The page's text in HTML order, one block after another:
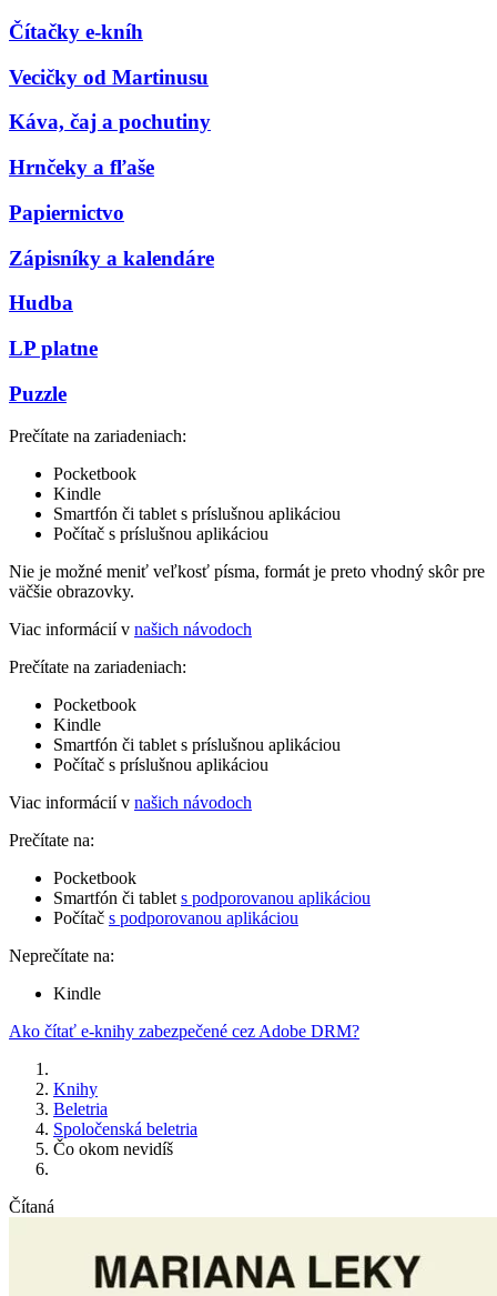
Čítačky e-kníh
Vecičky od Martinusu
Káva, čaj a pochutiny
Hrnčeky a fľaše
Papiernictvo
Zápisníky a kalendáre
Hudba
LP platne
Puzzle
Prečítate na zariadeniach:
Pocketbook
Kindle
Smartfón či tablet s príslušnou aplikáciou
Počítač s príslušnou aplikáciou
Nie je možné meniť veľkosť písma, formát je preto vhodný skôr pre
väčšie obrazovky.
Viac informácií v našich návodoch
Prečítate na zariadeniach:
Pocketbook
Kindle
Smartfón či tablet s príslušnou aplikáciou
Počítač s príslušnou aplikáciou
Viac informácií v našich návodoch
Prečítate na:
Pocketbook
Smartfón či tablet s podporovanou aplikáciou
Počítač s podporovanou aplikáciou
Neprečítate na:
Kindle
Ako čítať e-knihy zabezpečené cez Adobe DRM?
Knihy
Beletria
Spoločenská beletria
Čo okom nevidíš
Čítaná